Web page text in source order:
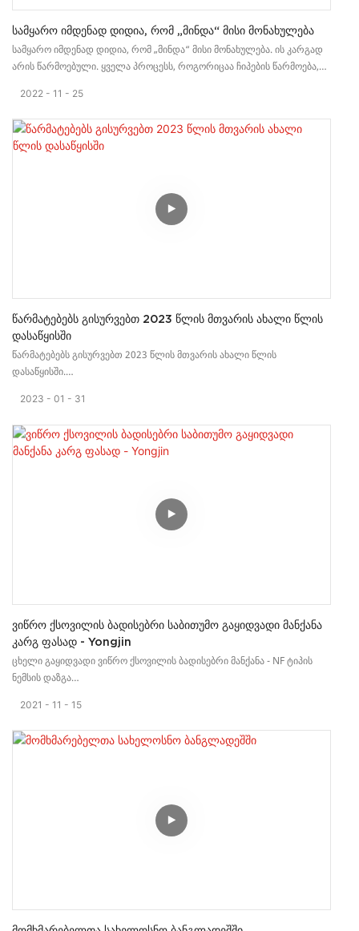
Სამყარო Იმდენად Დიდია, Რომ „მინდა“ Მისი Მონახულება
სამყარო იმდენად დიდია, რომ „მინდა“ მისი მონახულება. ის კარგად
არის წარმოებული. ყველა პროცესს, როგორიცაა ჩიპების წარმოება,
ყურადღება ექცევა.
2022 11 25
Წარმატებებს Გისურვებთ 2023 Წლის Მთვარის Ახალი Წლის
Დასაწყისში
წარმატებებს გისურვებთ 2023 წლის მთვარის ახალი წლის
დასაწყისში.
რადგან ის ერგონომიული სახელურით ან სახელურებით არის
შექმნილი.
2023 01 31
Ვიწრო Ქსოვილის Ბადისებრი Საბითუმო Გაყიდვადი Მანქანა
Კარგ Ფასად - Yongjin
ცხელი გაყიდვადი ვიწრო ქსოვილის ბადისებრი მანქანა - NF ტიპის
ნემსის დაზგა
ხარისხის ელასტიური ქსოვილის წარმოებაში.
ამ დაზგას ბრტყელი ნაქსოვი სტრუქტურა აქვს. გამოდგება მაღალი
ხარისხის, ძნელად შესაცვლელი, ელასტიური ან არაელასტიური
ქსოვილის დასამზადებელი მანქანების პარტია.
2021 11 15